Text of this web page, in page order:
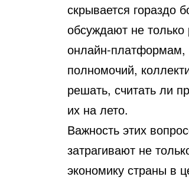
скрывается гораздо
обсуждают не
онлайн-платформам,
полномочий,
решать, считать ли
их на лето.
Важность этих
затрагивают не
экономику страны в